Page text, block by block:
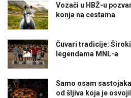
Vozači u HBŽ-u
konja na cestama
Čuvari tradicije:
legendama MNL-a
Samo osam
od šljiva koja je